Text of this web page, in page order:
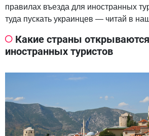
правилах въезда для иностранных
туда пускать украинцев — читай в
Какие страны
иностранных туристов